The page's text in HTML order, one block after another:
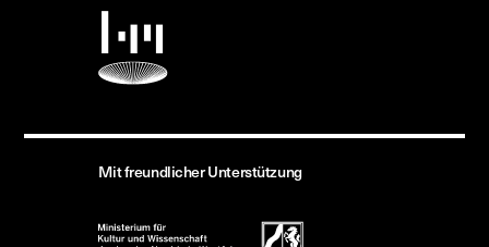
Mit freundlicher Unterstützung